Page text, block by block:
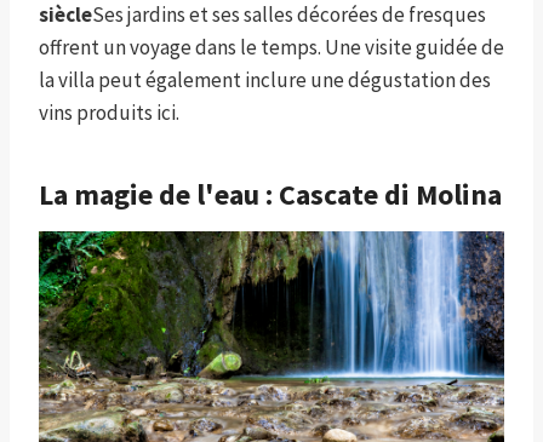
siècleSes jardins et ses salles décorées de fresques
offrent un voyage dans le temps. Une visite guidée de
la villa peut également inclure une dégustation des
vins produits ici.
La magie de l'eau : Cascate di Molina